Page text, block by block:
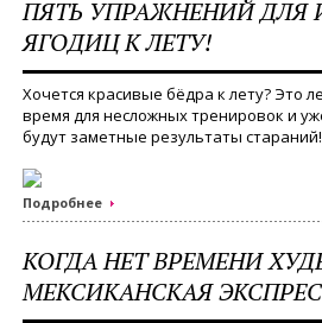
ПЯТЬ УПРАЖНЕНИЙ ДЛЯ
ЯГОДИЦ К ЛЕТУ!
Хочется красивые бёдра к лету? Это
время для несложных тренировок и
будут заметные результаты стараний!
Подробнее
КОГДА НЕТ ВРЕМЕНИ
МЕКСИКАНСКАЯ